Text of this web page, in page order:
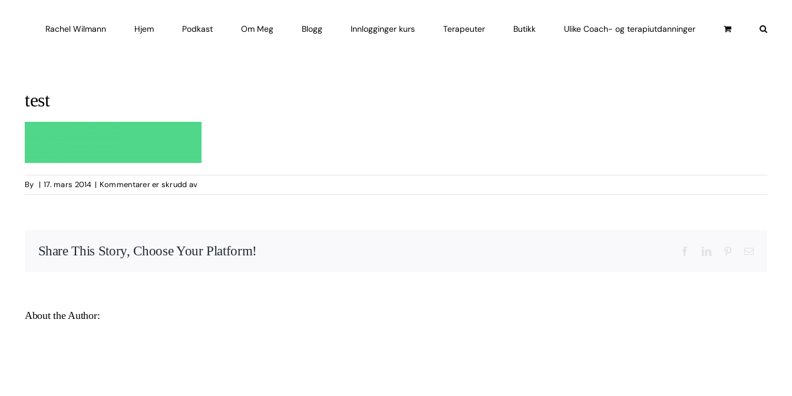
Rachel Wilmann Hjem Podkast Om Meg Blogg Innlogginger kurs Terapeuter Butikk Ulike Coach- og terapiutdanninger
test
By | 17. mars 2014 | Kommentarer er skrudd avfor
test
Share This Story, Choose Your Platform! FacebookLinkedInPinterestEmail
About the Author: